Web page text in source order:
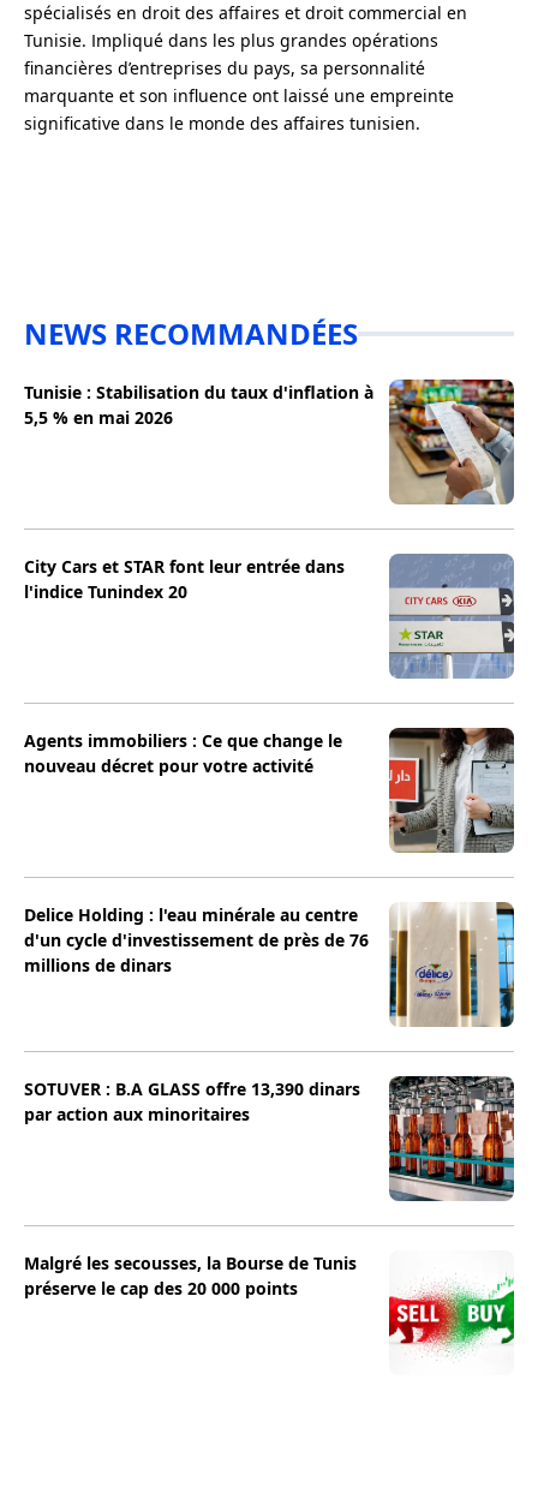
spécialisés en droit des affaires et droit commercial en
Tunisie. Impliqué dans les plus grandes opérations
financières d’entreprises du pays, sa personnalité
marquante et son influence ont laissé une empreinte
significative dans le monde des affaires tunisien.
NEWS RECOMMANDÉES
Tunisie : Stabilisation du taux d'inflation à
5,5 % en mai 2026
City Cars et STAR font leur entrée dans
l'indice Tunindex 20
Agents immobiliers : Ce que change le
nouveau décret pour votre activité
Delice Holding : l'eau minérale au centre
d'un cycle d'investissement de près de 76
millions de dinars
SOTUVER : B.A GLASS offre 13,390 dinars
par action aux minoritaires
Malgré les secousses, la Bourse de Tunis
préserve le cap des 20 000 points